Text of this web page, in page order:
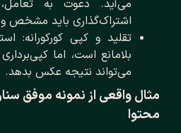
می‌آید. دعوت به
اشتراک‌گذاری باید مشخص و
تقلید و کپی کورکورانه:
بلامانع است، اما
می‌تواند نتیجه عکس بدهد.
مثال واقعی از نمونه موفق
محتوا